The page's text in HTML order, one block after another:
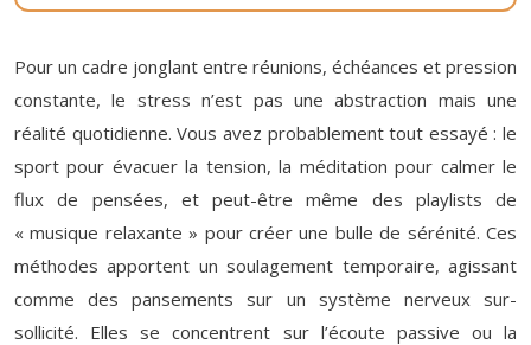
Pour un cadre jonglant entre réunions, échéances et pression
constante, le stress n’est pas une abstraction mais une
réalité quotidienne. Vous avez probablement tout essayé : le
sport pour évacuer la tension, la méditation pour calmer le
flux de pensées, et peut-être même des playlists de
« musique relaxante » pour créer une bulle de sérénité. Ces
méthodes apportent un soulagement temporaire, agissant
comme des pansements sur un système nerveux sur-
sollicité. Elles se concentrent sur l’écoute passive ou la